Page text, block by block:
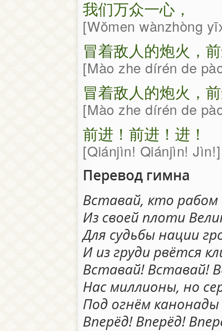
我们万众一心，
Wŏmen wànzhòng
冒着敌人的炮火，
Mào zhe dírén de
冒着敌人的炮火，
Mào zhe dírén de
前进！前进！进！
Qiánjìn! Qiánjìn! Jìn!
Перевод гимна
Вставай, кто
Из своей плоти
Для судьбы нации
И из груди рвётся
Вставай! Вставай!
Нас миллионы, но
Под огнём
Вперёд! Вперёд!